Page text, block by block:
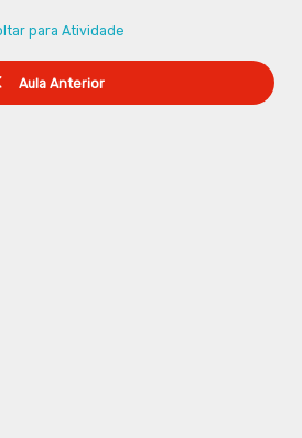
Aula Anterior
para Atividade